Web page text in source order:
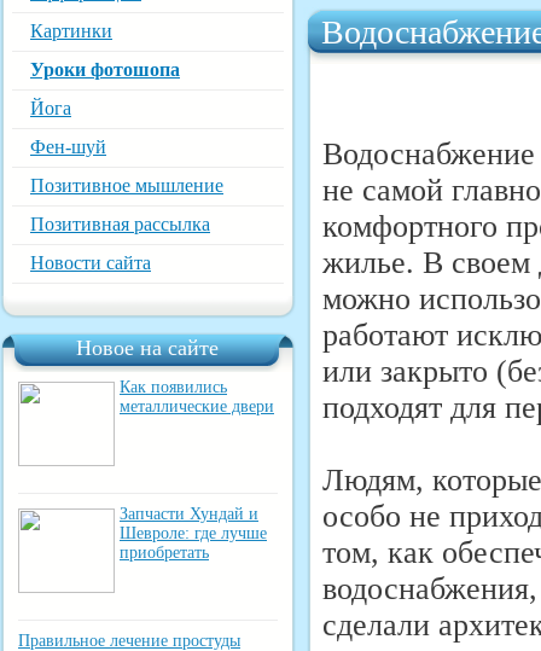
Картинки
Уроки фотошопа
Йога
Фен-шуй
Позитивное мышление
Позитивная рассылка
Новости сайта
Новое на сайте
Как появились
металлические двери
Запчасти Хундай и
Шевроле: где лучше
приобретать
Правильное лечение простуды
Водоснабжение
не самой
комфортного
жилье. В своем
можно
работают
или закрыто
подходят для
Людям,
особо не
том, как
сделали